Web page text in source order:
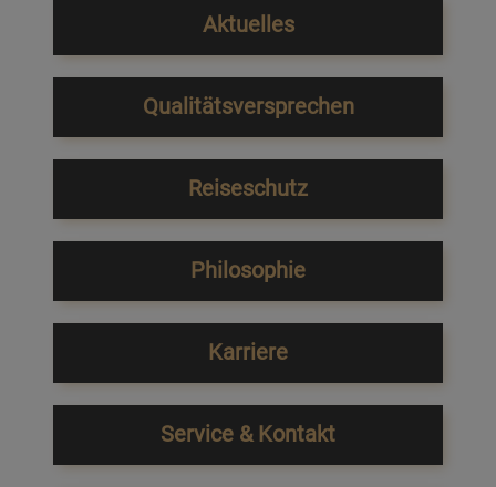
Aktuelles
Qualitätsversprechen
Reiseschutz
Philosophie
Karriere
Service & Kontakt